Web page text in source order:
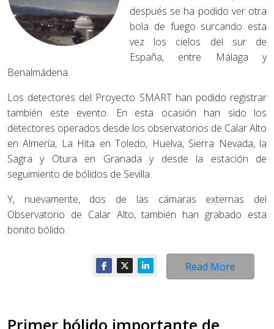
después se ha podido ver otra
bola de fuego surcando esta
vez los cielos del sur de
España, entre Málaga y
Benalmádena.
Los detectores del Proyecto SMART han podido registrar
también este evento. En esta ocasión han sido los
detectores operados desde los observatorios de Calar Alto
en Almería, La Hita en Toledo, Huelva, Sierra Nevada, la
Sagra y Otura en Granada y desde la estación de
seguimiento de bólidos de Sevilla.
Y, nuevamente, dos de las cámaras externas del
Observatorio de Calar Alto, también han grabado esta
bonito bólido.
Read More
Primer bólido importante de